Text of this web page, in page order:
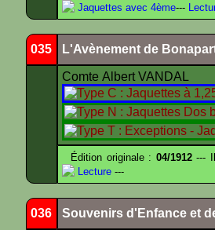
Jaquettes avec 4ème---
035 L'Avènement de
Comte Albert VANDAL
Édition originale : 04/1912---
Lecture ---
036 Souvenirs d'Enfance et